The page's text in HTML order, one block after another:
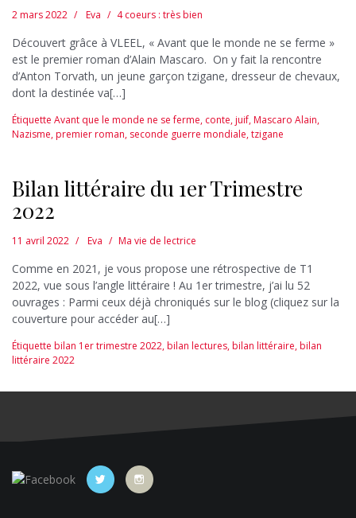
2 mars 2022 Eva 4 coeurs : très bien
Découvert grâce à VLEEL, « Avant que le monde ne se ferme »
est le premier roman d’Alain Mascaro. On y fait la rencontre
d’Anton Torvath, un jeune garçon tzigane, dresseur de chevaux,
dont la destinée va[…]
Étiquette Avant que le monde ne se ferme, conte,juif,Mascaro Alain,
Nazisme,premier roman, seconde guerre mondiale,tzigane
Bilan littéraire du 1er Trimestre
2022
11 avril 2022 Eva Ma vie de lectrice
Comme en 2021, je vous propose une rétrospective de T1
2022, vue sous l’angle littéraire ! Au 1er trimestre, j’ai lu 52
ouvrages : Parmi ceux déjà chroniqués sur le blog (cliquez sur la
couverture pour accéder au[…]
Étiquette bilan 1er trimestre 2022,bilan lectures,bilan littéraire,bilan
littéraire 2022